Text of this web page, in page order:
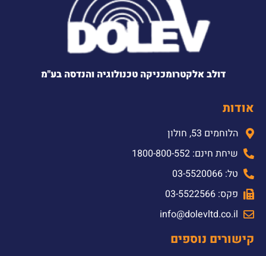
דולב אלקטרומכניקה טכנולוגיה והנדסה בע"מ
אודות
הלוחמים 53, חולון
שיחת חינם: 1800-800-552
טל: 03-5520066
פקס: 03-5522566
info@dolevltd.co.il
קישורים נוספים